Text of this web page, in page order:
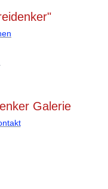
Galerie